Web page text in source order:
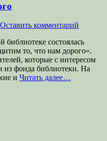
Оставить комментарий
библиотеке состоялась
то, что нам дорого».
которые с интересом
из фонда библиотеки. На
и Читать далее…